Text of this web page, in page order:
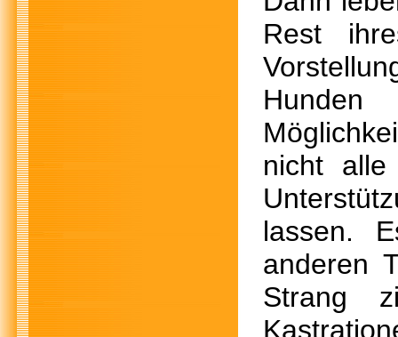
Rest
Hunden
nicht
lassen.
anderen
Strang